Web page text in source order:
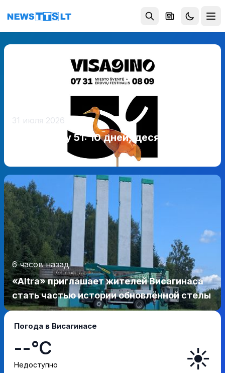
Перейти к содержимому
31 июля 2026
Висагинасу 51: 10 дней, десятки
6 часов назад
«Altra» приглашает жителей Висагинаса
стать частью истории обновлённой стелы
Погода в Висагинасе
--°C
Недоступно
☀️